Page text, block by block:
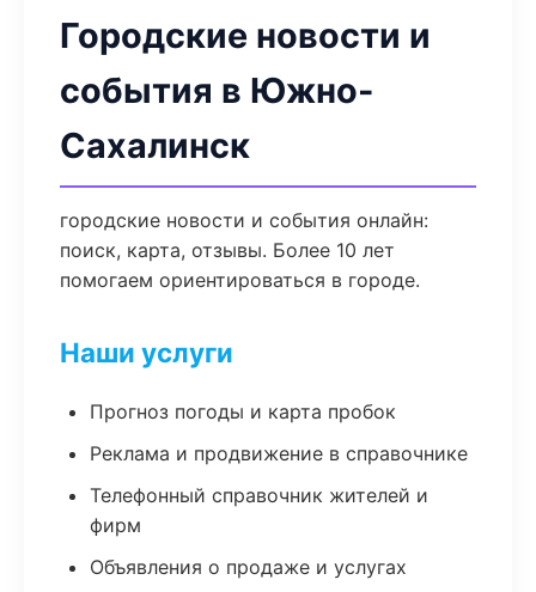
Городские новости и
события в Южно-
Сахалинск
городские новости и события онлайн:
поиск, карта, отзывы. Более 10 лет
помогаем ориентироваться в городе.
Наши услуги
Прогноз погоды и карта пробок
Реклама и продвижение в справочнике
Телефонный справочник жителей и
фирм
Объявления о продаже и услугах